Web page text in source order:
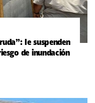
le suspenden
de inundación